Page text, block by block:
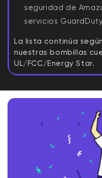
seguridad de
servicios
La lista continúa
nuestras bombillas
UL/FCC/Energy Star.